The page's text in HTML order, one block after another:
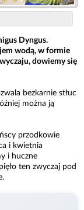
Dyngus.
wodą, w formie
dowiemy się
bezkarnie stłuc
można ją
przodkowie
i kwietnia
i huczne
ten zwyczaj pod